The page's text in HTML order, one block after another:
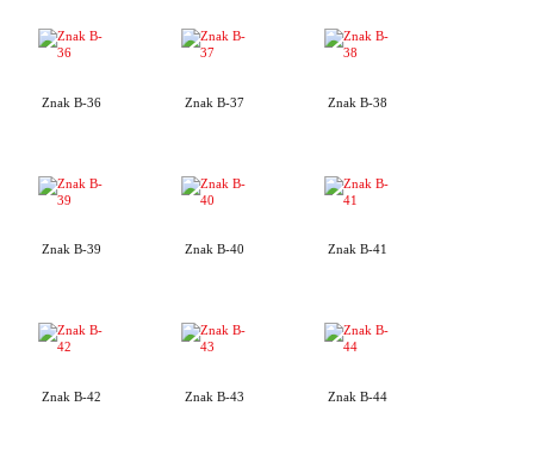
Znak B-36 Znak B-37 Znak B-38
Znak B-39 Znak B-40 Znak B-41
Znak B-42 Znak B-43 Znak B-44